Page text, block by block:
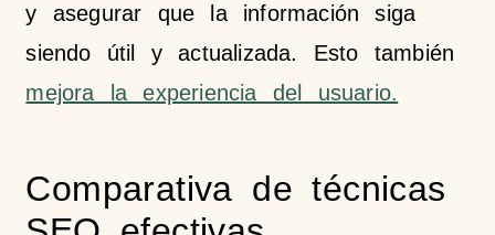
y asegurar que la información siga
siendo útil y actualizada. Esto también
mejora la experiencia del usuario.
Comparativa de técnicas